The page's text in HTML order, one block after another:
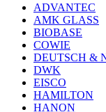
ADVANTEC
AMK GLASS
BIOBASE
COWIE
DEUTSCH &
DWK
EISCO
HAMILTON
HANON